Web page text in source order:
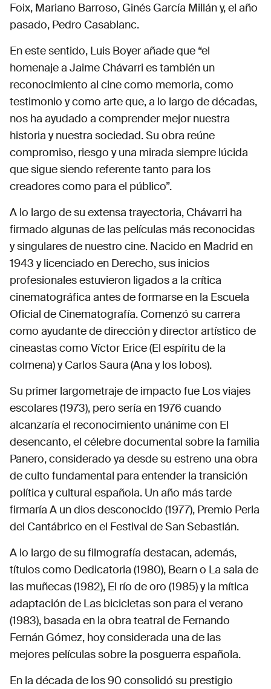
Foix, Mariano Barroso, Ginés García Millán y, el año
pasado, Pedro Casablanc.
En este sentido, Luis Boyer añade que “el
homenaje a Jaime Chávarri es también un
reconocimiento al cine como memoria, como
testimonio y como arte que, a lo largo de décadas,
nos ha ayudado a comprender mejor nuestra
historia y nuestra sociedad. Su obra reúne
compromiso, riesgo y una mirada siempre lúcida
que sigue siendo referente tanto para los
creadores como para el público”.
A lo largo de su extensa trayectoria, Chávarri ha
firmado algunas de las películas más reconocidas
y singulares de nuestro cine. Nacido en Madrid en
1943 y licenciado en Derecho, sus inicios
profesionales estuvieron ligados a la crítica
cinematográfica antes de formarse en la Escuela
Oficial de Cinematografía. Comenzó su carrera
como ayudante de dirección y director artístico de
cineastas como Víctor Erice (El espíritu de la
colmena) y Carlos Saura (Ana y los lobos).
Su primer largometraje de impacto fue Los viajes
escolares (1973), pero sería en 1976 cuando
alcanzaría el reconocimiento unánime con El
desencanto, el célebre documental sobre la familia
Panero, considerado ya desde su estreno una obra
de culto fundamental para entender la transición
política y cultural española. Un año más tarde
firmaría A un dios desconocido (1977), Premio Perla
del Cantábrico en el Festival de San Sebastián.
A lo largo de su filmografía destacan, además,
títulos como Dedicatoria (1980), Bearn o La sala de
las muñecas (1982), El río de oro (1985) y la mítica
adaptación de Las bicicletas son para el verano
(1983), basada en la obra teatral de Fernando
Fernán Gómez, hoy considerada una de las
mejores películas sobre la posguerra española.
En la década de los 90 consolidó su prestigio